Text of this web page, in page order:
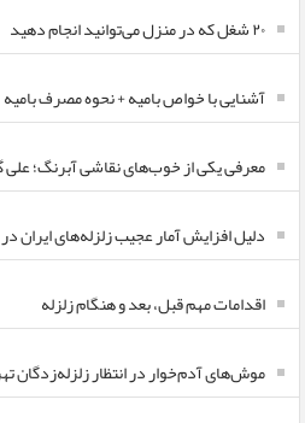
۲۰ شغل که در منزل می‌توانید انجام دهید
آشنایی با خواص بامیه + نحوه مصرف بامیه
معرفی یکی از خوب‌های نقاشی آبرنگ؛ علی
دلیل افزایش آمار عجیب زلزله‌های ایران در ۲۲ روز
اقدامات مهم قبل، بعد و هنگام زلزله
موش‌های آدم‌خوار در انتظار زلزله‌زدگان